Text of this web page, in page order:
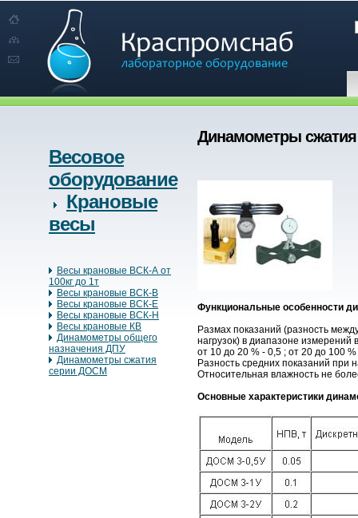
Весовое
оборудование
Крановые
весы
Весы крановые ВСК-А от
100кг до 1т
Весы крановые ВСК-В
Весы крановые ВСК-Е
Весы крановые ВСК-Н
Весы крановые КВ
Динамометры общего
назначения ДПУ
Динамометры сжатия
серии ДОСМ
Динамометры
Функциональные особенности
Размах показаний (разность
нагрузок) в диапазоне
от 10 до 20 % - 0,5 ; от 20 до 100 %
Разность средних показаний при
Относительная влажность не
Основные характеристики